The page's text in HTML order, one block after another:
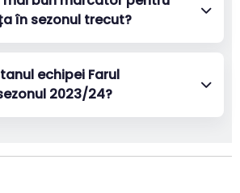
în sezonul trecut?
echipei Farul
2023/24?